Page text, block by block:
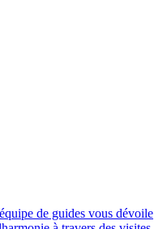
de guides vous dévoile